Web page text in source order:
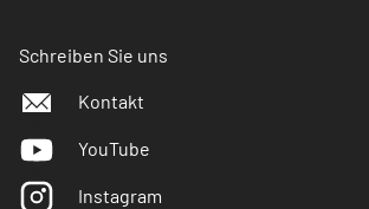
Schreiben Sie uns
Kontakt
YouTube
Instagram